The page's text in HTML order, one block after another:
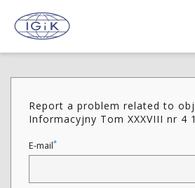
Report a problem related to
Informacyjny Tom XXXVIII nr 4
E-mail*